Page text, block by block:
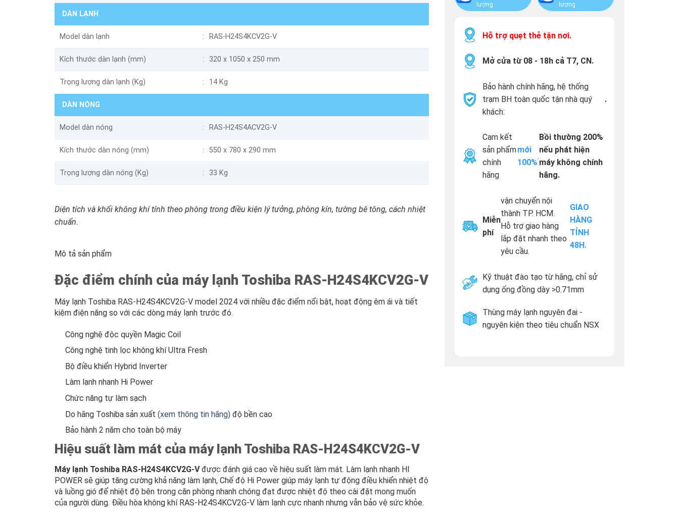
DÀN LẠNH
Model dàn lạnh RAS-H24S4KCV2G-V
Kích thước dàn lạnh (mm) 320 x 1050 x 250 mm
Trọng lượng dàn lạnh (Kg) 14 Kg
DÀN NÓNG
Model dàn nóng RAS-H24S4ACV2G-V
Kích thước dàn nóng (mm) 550 x 780 x 290 mm
Trọng lượng dàn nóng (Kg) 33 Kg
Diện tích và khối không khí tính theo phòng trong điều kiện lý tưởng, phòng kín, tường bê tông, cách nhiệt
chuẩn.
Mô tả sản phẩm
Đặc điểm chính của máy lạnh Toshiba RAS-H24S4KCV2G-V
Máy lạnh Toshiba RAS-H24S4KCV2G-V model 2024 với nhiều đặc điểm nổi bật, hoạt động êm ái và tiết
kiệm điện năng so với các dòng máy lạnh trước đó.
Công nghệ độc quyền Magic Coil
Công nghệ tinh lọc không khí Ultra Fresh
Bộ điều khiển Hybrid Inverter
Làm lạnh nhanh Hi Power
Chức năng tự làm sạch
Do hãng Toshiba sản xuất (xem thông tin hãng)độ bền cao
Bảo hành 2 năm cho toàn bộ máy
Hiệu suất làm mát của máy lạnh Toshiba RAS-H24S4KCV2G-V
Máy lạnh Toshiba RAS-H24S4KCV2G-Vđược đánh giá cao về hiệu suất làm mát. Làm lạnh nhanh HI
POWER sẽ giúp tăng cường khả năng làm lạnh, Chế độ Hi Power giúp máy lạnh tự động điều khiển nhiệt độ
và luồng gió để nhiệt độ bên trong căn phòng nhanh chóng đạt được nhiệt độ theo cài đặt mong muốn
của người dùng. Điều hòa không khí RAS-H24S4KCV2G-V làm lạnh cực nhanh nhưng vẫn bảo vệ sức khỏe.
lượng
lượng
Hỗ trợ quẹt thẻ tận nơi.
Mở cửa từ 08 - 18h cả T7, CN.
Bảo hành chính hãng, hệ thống
trạm BH toàn quốc tận nhà quý
khách:
.
Cam kết
sản phẩm
chính
hãng
mới
100%
.
Bồi thường 200%
nếu phát hiện
máy không chính
hãng.
Miễn
phí
vận chuyển nội
thành TP. HCM.
Hỗ trợ giao hàng
lắp đặt nhanh theo
yêu cầu.
GIAO
HÀNG
TỈNH
48H.
Kỹ thuật đào tạo từ hãng, chỉ sử
dụng ống đồng dày >0.71mm
Thùng máy lạnh nguyên đai -
nguyên kiện theo tiêu chuẩn NSX